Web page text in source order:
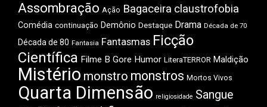
Assombração Ação Bagaceira claustrofobia
Comédia continuação Demônio Destaque Drama Década de 70
Década de 80 Fantasia Fantasmas Ficção
Científica Filme B Gore Humor LiteraTERROR Maldição
Mistério monstro monstros Mortos Vivos
Quarta Dimensão religiosidade Sangue